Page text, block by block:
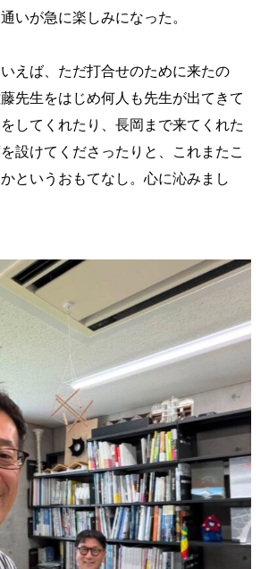
いが急に楽しみになった。
えば、ただ打合せのために来たの
先生をはじめ何人も先生が出てきて
してくれたり、長岡まで来てくれた
設けてくださったりと、これまたこ
というおもてなし。心に沁みまし